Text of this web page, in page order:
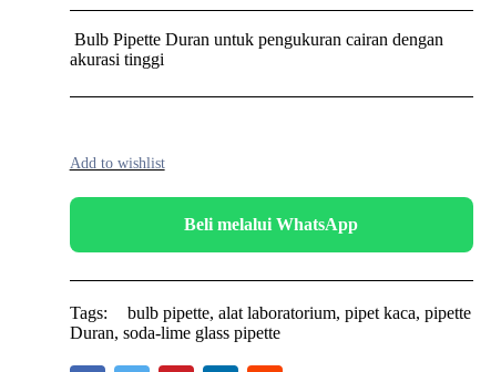
Bulb Pipette Duran untuk pengukuran cairan dengan
akurasi tinggi
Beli melalui WhatsApp
Tags: bulb pipette, alat laboratorium, pipet kaca, pipette
Duran, soda-lime glass pipette